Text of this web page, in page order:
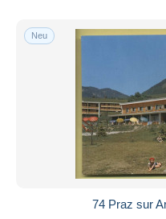
Kostenloser Versand
PayPal
Visa
Mastercard
Bancontact
Neu
74 Praz sur